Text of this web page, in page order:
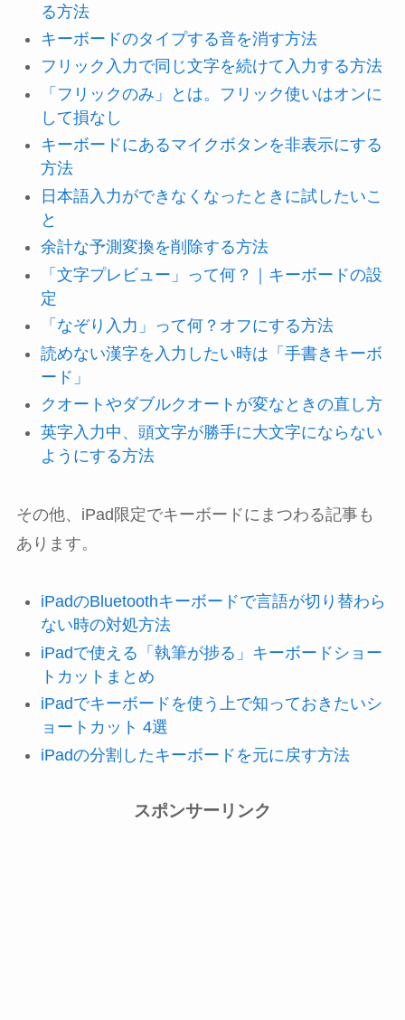
る方法
キーボードのタイプする音を消す方法
フリック入力で同じ文字を続けて入力する方法
「フリックのみ」とは。フリック使いはオンに
して損なし
キーボードにあるマイクボタンを非表示にする
方法
日本語入力ができなくなったときに試したいこ
と
余計な予測変換を削除する方法
「文字プレビュー」って何？｜キーボードの設
定
「なぞり入力」って何？オフにする方法
読めない漢字を入力したい時は「手書きキーボ
ード」
クオートやダブルクオートが変なときの直し方
英字入力中、頭文字が勝手に大文字にならない
ようにする方法
その他、iPad限定でキーボードにまつわる記事も
あります。
iPadのBluetoothキーボードで言語が切り替わら
ない時の対処方法
iPadで使える「執筆が捗る」キーボードショー
トカットまとめ
iPadでキーボードを使う上で知っておきたいシ
ョートカット 4選
iPadの分割したキーボードを元に戻す方法
スポンサーリンク